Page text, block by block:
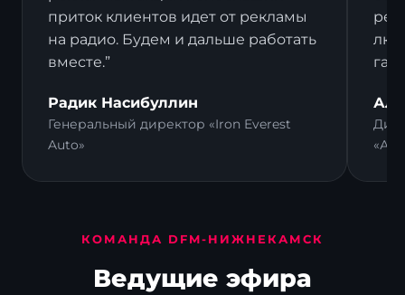
приток клиентов идет от рекламы
на радио. Будем и дальше работать
вместе.”
Радик Насибуллин
Генеральный директор «Iron Everest
Auto»
КОМАНДА DFM-НИЖНЕКАМСК
Ведущие эфира